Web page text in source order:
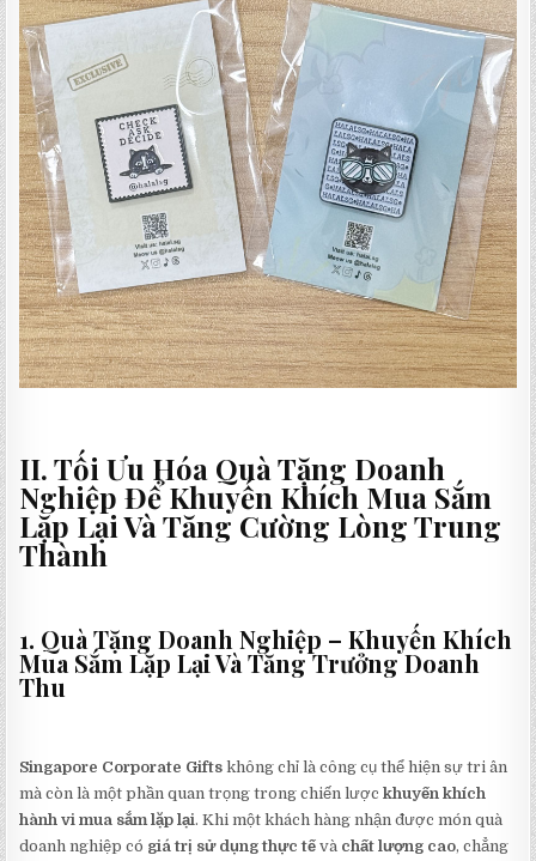
II. Tối Ưu Hóa Quà Tặng Doanh
Nghiệp Để Khuyến Khích Mua Sắm
Lặp Lại Và Tăng Cường Lòng Trung
Thành
1. Quà Tặng Doanh Nghiệp – Khuyến Khích
Mua Sắm Lặp Lại Và Tăng Trưởng Doanh
Thu
Singapore Corporate Gifts không chỉ là công cụ thể hiện sự tri ân
mà còn là một phần quan trọng trong chiến lượckhuyến khích
hành vi mua sắm lặp lại. Khi một khách hàng nhận được món quà
doanh nghiệp có giá trị sử dụng thực tế và chất lượng cao, chẳng